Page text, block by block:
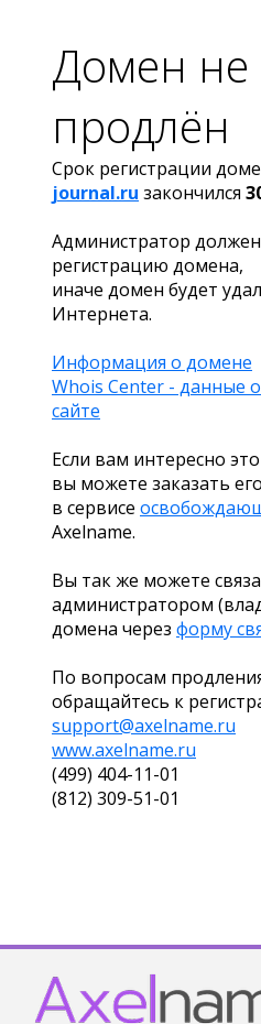
Домен не
продлён
Срок регистрации
journal.ru закончился
Администратор
регистрацию домена,
иначе домен будет
Интернета.
Информация о домене
Whois Center - данные
сайте
Если вам интересно
вы можете заказать
в сервисе
Axelname.
Вы так же можете
администратором
домена через форму
По вопросам
обращайтесь к
support@axelname.ru
www.axelname.ru
(499) 404-11-01
(812) 309-51-01